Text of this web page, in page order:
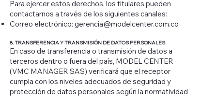
Para ejercer estos derechos, los titulares pueden
contactarnos a través de los siguientes canales:
Correo electrónico: gerencia@modelcenter.com.co
8. TRANSFERENCIA Y TRANSMISIÓN DE DATOS PERSONALES
En caso de transferencia o transmisión de datos a
terceros dentro o fuera del país, MODEL CENTER
(VMC MANAGER SAS) verificará que el receptor
cumpla con los niveles adecuados de seguridad y
protección de datos personales según la normatividad